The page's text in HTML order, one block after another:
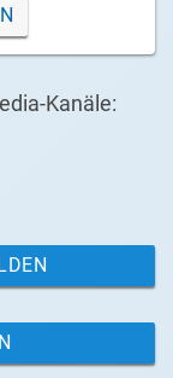
Kanäle: